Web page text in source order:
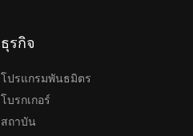
ธุรกิจ
โปรแกรมพันธมิตร
โบรกเกอร์
สถาบัน